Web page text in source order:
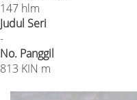
147 hlm
Judul Seri
-
No. Panggil
813 KIN m